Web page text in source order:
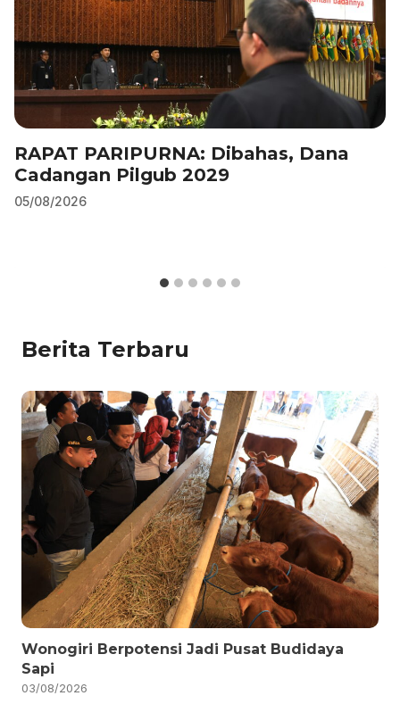
RAPAT PARIPURNA: Dibahas, Dana
Cadangan Pilgub 2029
05/08/2026
Berita Terbaru
Wonogiri Berpotensi Jadi Pusat Budidaya
Sapi
03/08/2026